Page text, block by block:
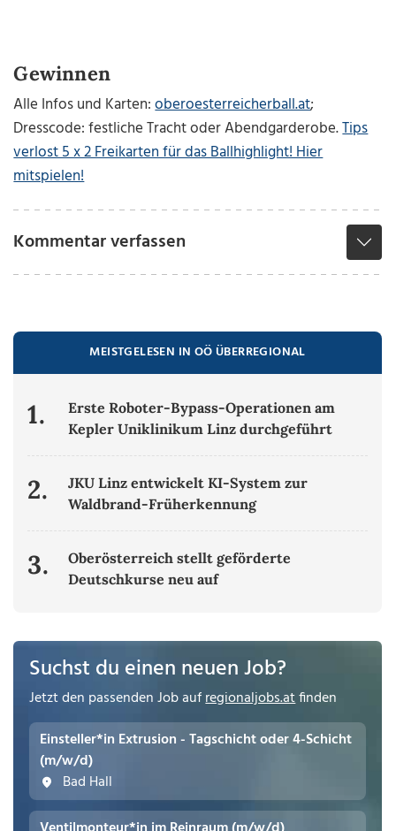
Gewinnen
Alle Infos und Karten:oberoesterreicherball.at;
Dresscode:festliche Tracht oder Abendgarderobe.Tips
verlost 5 x 2 Freikarten für das Ballhighlight! Hier
mitspielen!
Kommentar verfassen
MEISTGELESEN IN OÖ ÜBERREGIONAL
1.
Erste Roboter-Bypass-Operationen am
Kepler Uniklinikum Linz durchgeführt
2.
JKU Linz entwickelt KI-System zur
Waldbrand-Früherkennung
3.
Oberösterreich stellt geförderte
Deutschkurse neu auf
Suchst du einen neuen Job?
Jetzt den passenden Job aufregionaljobs.atfinden
Einsteller*in Extrusion - Tagschicht oder 4-Schicht
(m/w/d)
Bad Hall